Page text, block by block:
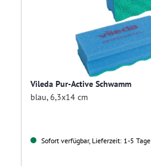
Vileda Pur-Active Schwamm
blau, 6,3x14 cm
Sofort verfügbar, Lieferzeit: 1-5 Tage